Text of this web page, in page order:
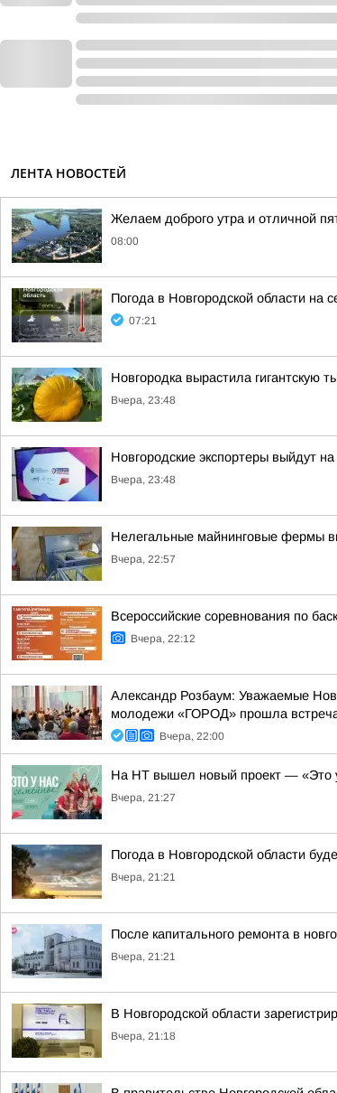
ЛЕНТА НОВОСТЕЙ
Желаем доброго утра и отличной
08:00
Погода в Новгородской области на
07:21
Новгородка вырастила гигантскую
Вчера, 23:48
Новгородские экспортеры выйдут
Вчера, 23:48
Нелегальные майнинговые фермы
Вчера, 22:57
Всероссийские соревнования по
Вчера, 22:12
Александр Розбаум: Уважаемые
молодежи «ГОРОД» прошла
Вчера, 22:00
На НТ вышел новый проект — «Это
Вчера, 21:27
Погода в Новгородской области
Вчера, 21:21
После капитального ремонта в
Вчера, 21:21
В Новгородской области
Вчера, 21:18